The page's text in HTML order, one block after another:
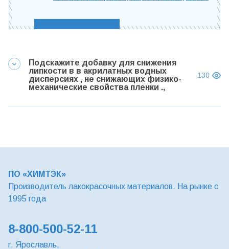
Подскажите добавку для снижения
липкости в в акрилатных водных
дисперсиях , не снижающих физико-
механические свойства пленки .,
130
ПО «ХИМТЭК»
Производитель лакокрасочных материалов. На рынке с
1995 года
8-800-500-52-11
г. Ярославль,